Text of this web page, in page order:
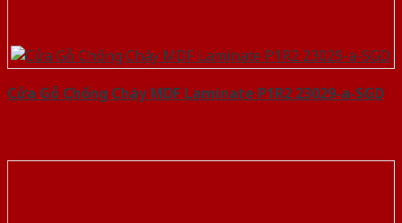
Cửa Gỗ Chống Cháy MDF Laminate P1R2 23029-a-SGD